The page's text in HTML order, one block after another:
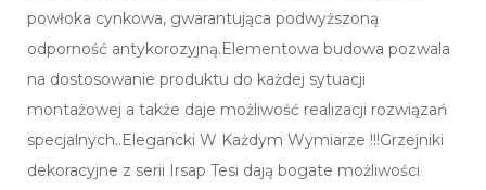
powłoka cynkowa, gwarantująca podwyższoną
odporność antykorozyjną.Elementowa budowa pozwala
na dostosowanie produktu do każdej sytuacji
montażowej a także daje możliwość realizacji rozwiązań
specjalnych..Elegancki W Każdym Wymiarze !!!Grzejniki
dekoracyjne z serii Irsap Tesi dają bogate możliwości